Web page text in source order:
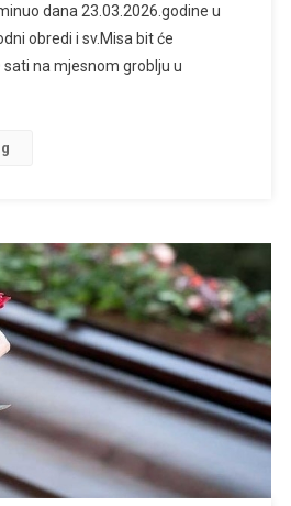
dana 23.03.2026.godine u
obredi i sv.Misa bit će
sati na mjesnom groblju u